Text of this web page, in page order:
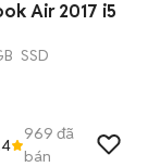
Air 2017 i5
SSD
969 đã
bán